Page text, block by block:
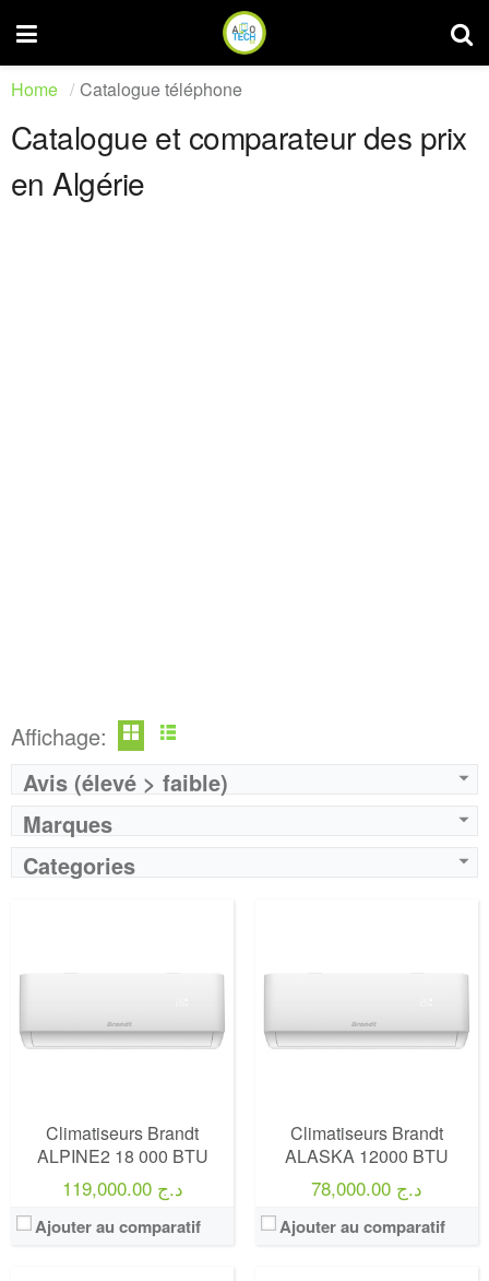
Home Catalogue téléphone
Catalogue et comparateur des prix
en Algérie
Affichage:
Avis (élevé > faible)
Marques
Categories
Climatiseurs Brandt
ALPINE2 18 000 BTU
119,000.00 د.ج
Ajouter au comparatif
Climatiseurs Brandt
ALASKA 12000 BTU
78,000.00 د.ج
Ajouter au comparatif